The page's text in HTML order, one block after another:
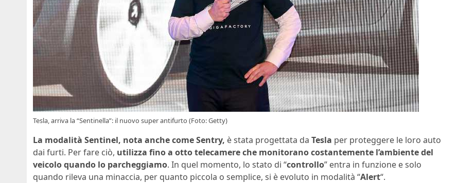
Tesla, arriva la “Sentinella”: il nuovo super antifurto (Foto: Getty)
La modalità Sentinel, nota anche come Sentry, è stata progettata da Tesla per proteggere le loro auto
dai furti. Per fare ciò, utilizza fino a otto telecamere che monitorano costantemente l’ambiente del
veicolo quando lo parcheggiamo. In quel momento, lo stato di “controllo” entra in funzione e solo
quando rileva una minaccia, per quanto piccola o semplice, si è evoluto in modalità “Alert“.